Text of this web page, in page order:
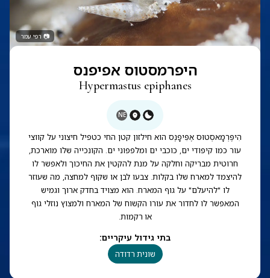
📷 רפי עמר
היפרמסטוס אפיפנס
Hypermastus epiphanes
NE
הִיפֶּרְמָאסְטוּס אֶפִּיפָנֶס הוא חילזון קטן החי כטפיל חיצוני על קווצי
עור כמו קיפודי ים, כוכבי ים ומלפפוני ים. הקונכייה שלו מוארכת,
חרוטית מבריקה וחלקה על מנת להקטין את החיכוך ולאפשר לו
להיצמד למארח שלו בקלות. צבעו לבן או שקוף למחצה, מה שעוזר
לו "להיעלם" על גוף המארח. הוא מצויד בחדק ארוך וגמיש
המאפשר לו לחדור את עורו הקשוח של המארח ולמצוץ נוזלי גוף
או רקמות.
בתי גידול עיקריים:
שונית רדודה